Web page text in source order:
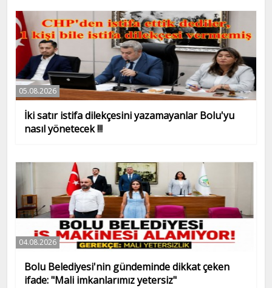
05.08.2026
İki satır istifa dilekçesini yazamayanlar Bolu'yu
nasıl yönetecek !!!
04.08.2026
Bolu Belediyesi'nin gündeminde dikkat çeken
ifade: "Mali imkanlarımız yetersiz"